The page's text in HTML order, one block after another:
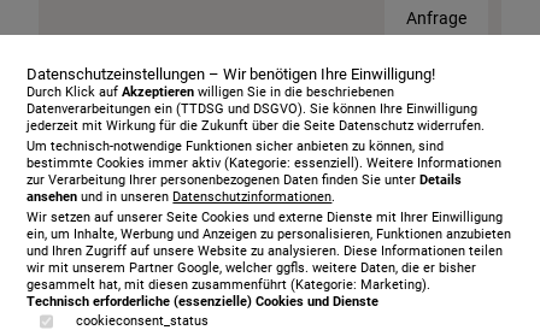
Anfrage
Datenschutzeinstellungen – Wir benötigen Ihre Einwilligung!
Durch Klick aufAkzeptieren willigen Sie in die beschriebenen
Datenverarbeitungen ein (TTDSG und DSGVO). Sie können Ihre Einwilligung
jederzeit mit Wirkung für die Zukunft über die Seite Datenschutz widerrufen.
Um technisch-notwendige Funktionen sicher anbieten zu können, sind
bestimmte Cookies immer aktiv (Kategorie: essenziell). Weitere Informationen
zur Verarbeitung Ihrer personenbezogenen Daten finden Sie unterDetails
ansehen und in unserenDatenschutzinformationen.
Wir setzen auf unserer Seite Cookies und externe Dienste mit Ihrer Einwilligung
ein, um Inhalte, Werbung und Anzeigen zu personalisieren, Funktionen anzubieten
und Ihren Zugriff auf unsere Website zu analysieren. Diese Informationen teilen
wir mit unserem Partner Google, welcher ggfls. weitere Daten, die er bisher
gesammelt hat, mit diesen zusammenführt (Kategorie: Marketing).
Technisch erforderliche (essenzielle) Cookies und Dienste
cookieconsent_status